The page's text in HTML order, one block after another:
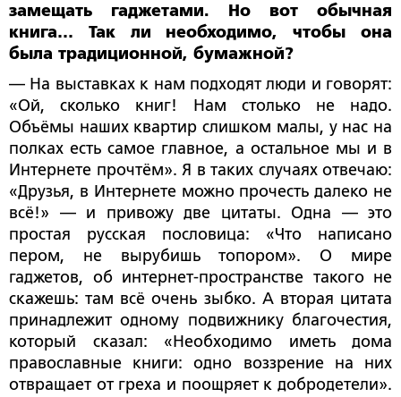
замещать гаджетами. Но вот обычная
книга… Так ли необходимо, чтобы она
была традиционной, бумажной?
— На выставках к нам подходят люди и говорят:
«Ой, сколько книг! Нам столько не надо.
Объёмы наших квартир слишком малы, у нас на
полках есть самое главное, а остальное мы и в
Интернете прочтём». Я в таких случаях отвечаю:
«Друзья, в Интернете можно прочесть далеко не
всё!» — и привожу две цитаты. Одна ­— это
простая русская пословица: «Что написано
пером, не вырубишь топором». О мире
гаджетов, об интернет-пространстве такого не
скажешь: там всё очень зыбко. А вторая цитата
принадлежит одному подвижнику благочестия,
который сказал: «Необходимо иметь дома
православные книги: одно воззрение на них
отвращает от греха и поощряет к добродетели».